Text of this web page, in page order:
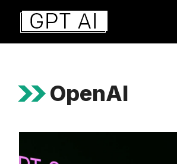
Aller
contenu
OpenAI